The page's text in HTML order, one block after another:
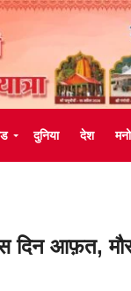
दुनिया देश
आफ़त,